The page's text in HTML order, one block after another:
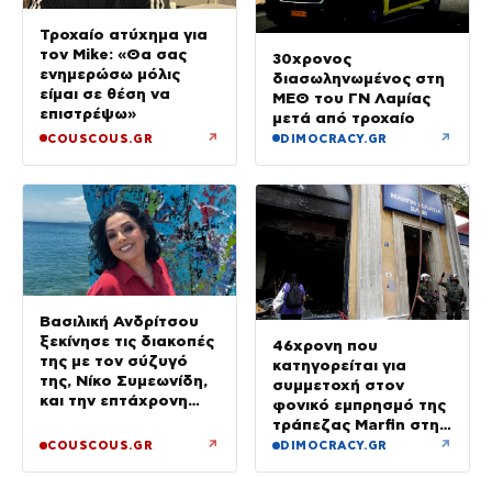
Τροχαίο ατύχημα για
τον Mike: «Θα σας
ενημερώσω μόλις
είμαι σε θέση να
επιστρέψω»
COUSCOUS.GR ↗
30χρονος
διασωληνωμένος στη
ΜΕΘ του ΓΝ Λαμίας
μετά από τροχαίο
DIMOCRACY.GR ↗
Βασιλική Ανδρίτσου
ξεκίνησε τις διακοπές
της με τον σύζυγό
της, Νίκο Συμεωνίδη,
και την επτάχρονη
COUSCOUS.GR ↗
46χρονη που
κατηγορείται για
συμμετοχή στον
φονικό εμπρησμό της
τράπεζας Marfin στην
Αθήνα
DIMOCRACY.GR ↗